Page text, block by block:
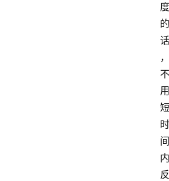
度
的
话
，
不
用
短
时
间
内
反